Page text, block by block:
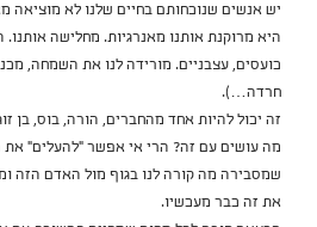
יש אנשים שנוכחותם בחיים שלנו לא מוציאה
היא מרוקנת אותנו מאנרגיות. מחלישה אותנו.
כועסים, עצבניים. מורידה לנו את השמחה,
חרדה…).
זה יכול להיות אחד מהחברים, הורה, בוס, בן
מה עושים עם זה? הרי אי אפשר "להעלים"
שמסבירה מה קורה לנו בגוף מול האדם הזה
את זה כבר מעכשיו.